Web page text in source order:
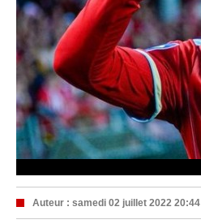
Auteur : samedi 02 juillet 2022 20:44